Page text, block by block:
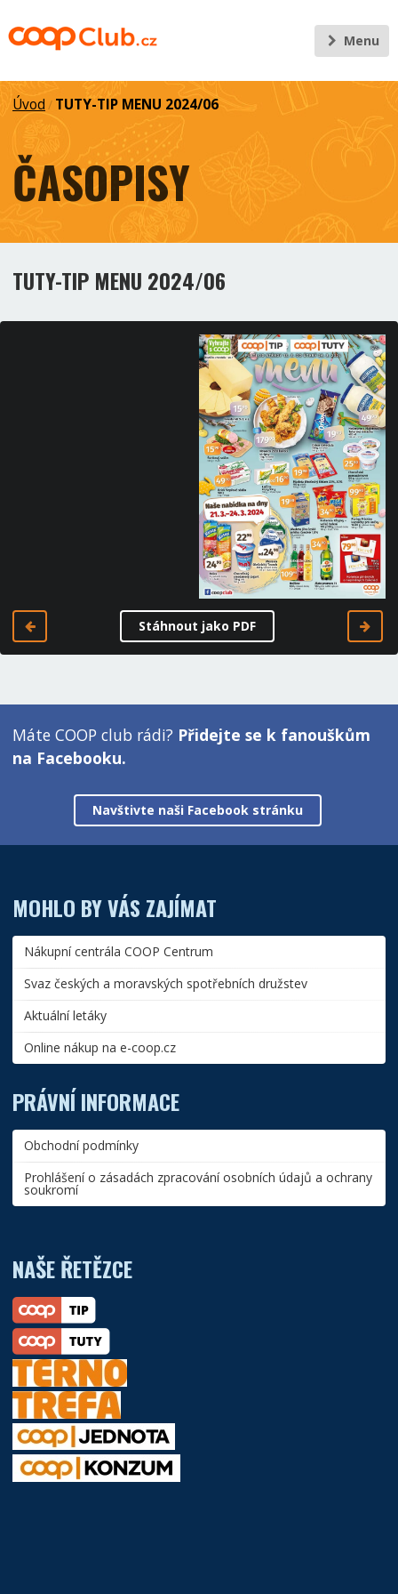
Menu
Úvod / TUTY-TIP MENU 2024/06
ČASOPISY
TUTY-TIP MENU 2024/06
Stáhnout jako PDF
Máte COOP club rádi? Přidejte se k fanouškům
na Facebooku.
Navštivte naši Facebook stránku
MOHLO BY VÁS ZAJÍMAT
Nákupní centrála COOP Centrum
Svaz českých a moravských spotřebních družstev
Aktuální letáky
Online nákup na e-coop.cz
PRÁVNÍ INFORMACE
Obchodní podmínky
Prohlášení o zásadách zpracování osobních údajů a ochrany
soukromí
NAŠE ŘETĚZCE